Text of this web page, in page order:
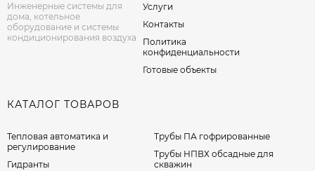
Инженерные системы для
дома, котельное
оборудование и системы
кондиционирования воздуха
Услуги
Контакты
Политика
конфиденциальности
Готовые объекты
КАТАЛОГ ТОВАРОВ
Тепловая автоматика и
регулирование
Гидранты
Трубы ПА гофрированные
Трубы НПВХ обсадные для
скважин